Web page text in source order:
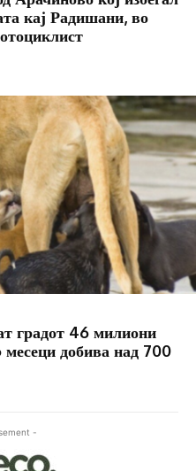
кај Радишани, во
градот 46 милиони
месеци добива над 700
-